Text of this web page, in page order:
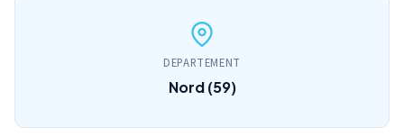
DEPARTEMENT
Nord (59)